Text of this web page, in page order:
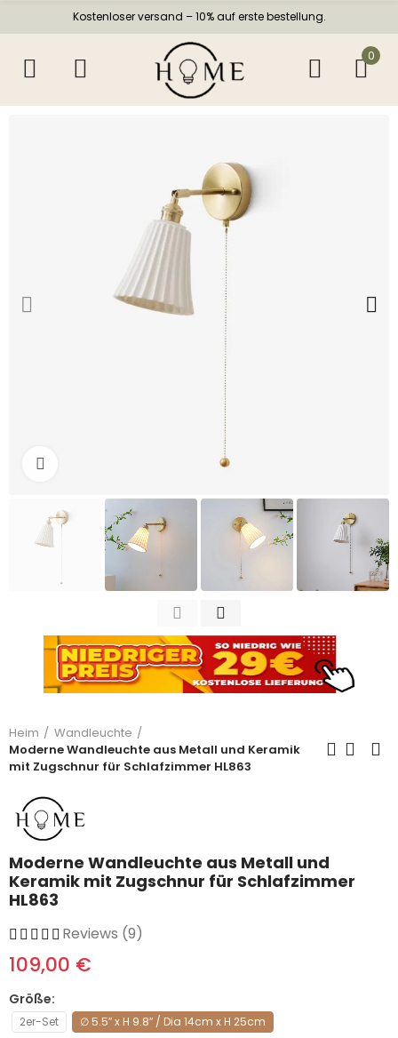
Kostenloser versand – 10% auf erste bestellung.
0
Zum Vergrößern anklicken
Heim
Wandleuchte
Moderne Wandleuchte aus Metall und Keramik
mit Zugschnur für Schlafzimmer HL863
Moderne Wandleuchte aus Metall und
Keramik mit Zugschnur für Schlafzimmer
HL863
Reviews (9)
109,00 €
Größe
2er-Set ∅ 5.5″ x H 9.8″ / Dia 14cm x H 25cm